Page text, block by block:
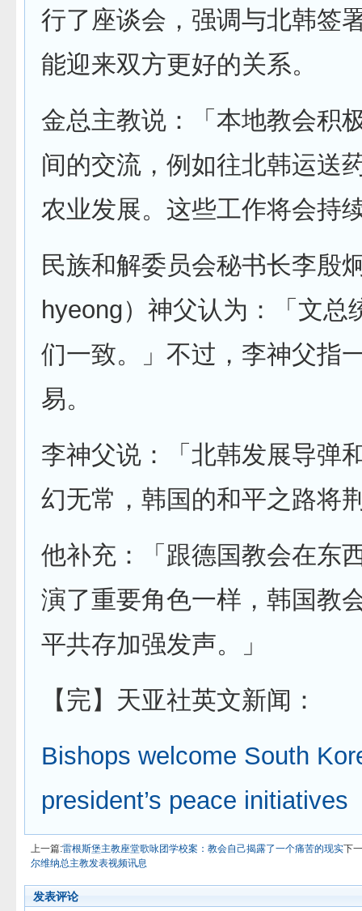
行了座谈会，强调与北韩签
能迎来双方更好的关系。
金总主教说：「本地教会积
间的交流，例如往北韩运送
农业发展。这些工作将会持
民族和解委员会秘书长李殷
hyeong）神父认为：「文总
们一致。」不过，李神父指
易。
李神父说：「北韩发展导弹
幻无常，韩国的和平之路将
他补充：「跟德国教会在东
演了重要角色一样，韩国教
平共存加强发声。」
【完】天亚社英文新闻：
Bishops welcome South
president’s peace initiatives
上一篇:雷根斯堡主教座堂歌咏团学校案：教会自己揭露了一个痛苦的现实下
尔维纳总主教发表视频讯息
发表评论